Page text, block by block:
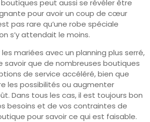
boutiques peut aussi se révéler être
pour avoir un coup de cœur
pas rare qu’une robe spéciale
s’y attendait le moins.
mariées avec un planning plus serré,
savoir que de nombreuses boutiques
de service accéléré, bien que
les possibilités ou augmenter
Dans tous les cas, il est toujours bon
besoins et de vos contraintes de
pour savoir ce qui est faisable.